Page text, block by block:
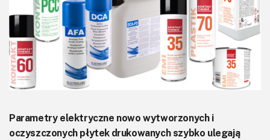
Newsletter
Magazyny
Archiwum
Parametry elektryczne nowo wytworzonych i
oczyszczonych płytek drukowanych szybko ulegają